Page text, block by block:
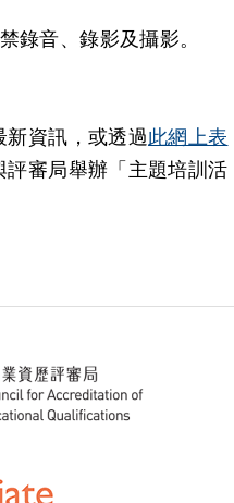
錄音、錄影及攝影。
資訊，或透過此網上表
審局舉辦「主題培訓活